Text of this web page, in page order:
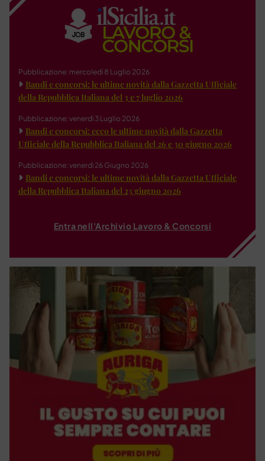
Pubblicazione: mercoledì 8 Luglio 2026
Bandi e concorsi: le ultime novità dalla Gazzetta Ufficiale
della Repubblica Italiana del 3 e 7 luglio 2026
Pubblicazione: venerdì 3 Luglio 2026
Bandi e concorsi: ecco le ultime novità dalla Gazzetta
Ufficiale della Repubblica Italiana del 26 e 30 giugno 2026
Pubblicazione: venerdì 26 Giugno 2026
Bandi e concorsi: le ultime novità dalla Gazzetta Ufficiale
della Repubblica Italiana del 23 giugno 2026
Entra nell'Archivio Lavoro & Concorsi